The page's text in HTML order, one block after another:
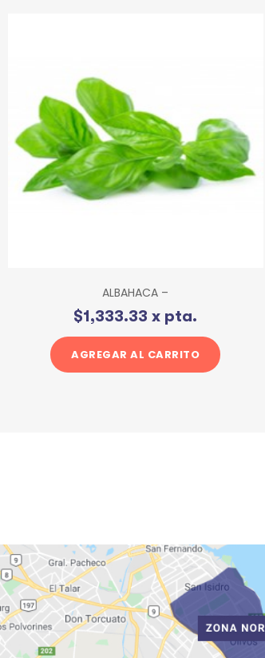
ALBAHACA –
$1,333.33 x pta.
AGREGAR AL CARRITO